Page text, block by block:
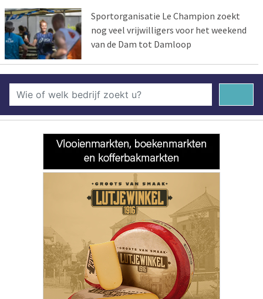
Sportorganisatie Le Champion zoekt
nog veel vrijwilligers voor het weekend
van de Dam tot Damloop